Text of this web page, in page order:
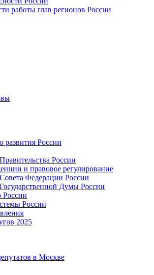
работы глав регионов России
развития России
России
и правовое регулирование
Федерации России
Думы России
России
России
2025
в Москве